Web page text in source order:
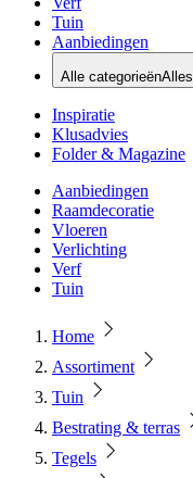
Tuin
Aanbiedingen
Alle categorieënAlles
Inspiratie
Klusadvies
Folder & Magazine
Aanbiedingen
Raamdecoratie
Vloeren
Verlichting
Verf
Tuin
Home
Assortiment
Tuin
Bestrating & terras
Tegels